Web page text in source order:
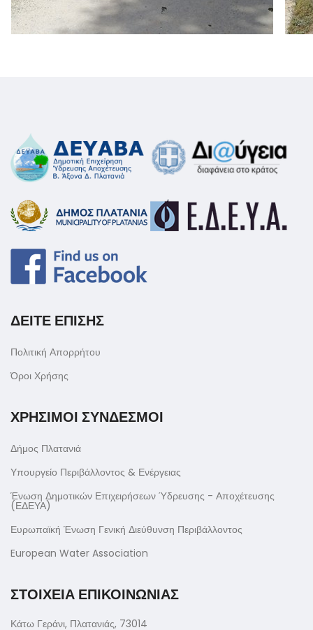
ΔΕΙΤΕ ΕΠΙΣΗΣ
Πολιτική Απορρήτου
Όροι Χρήσης
ΧΡΗΣΙΜΟΙ ΣΥΝΔΕΣΜΟΙ
Δήμος Πλατανιά
Υπουργείο Περιβάλλοντος & Ενέργειας
Ένωση Δημοτικών Επιχειρήσεων Ύδρευσης - Αποχέτευσης
(ΕΔΕΥΑ)
Ευρωπαϊκή Ένωση Γενική Διεύθυνση Περιβάλλοντος
European Water Association
ΣΤΟΙΧΕΙΑ ΕΠΙΚΟΙΝΩΝΙΑΣ
Κάτω Γεράνι, Πλατανιάς, 73014